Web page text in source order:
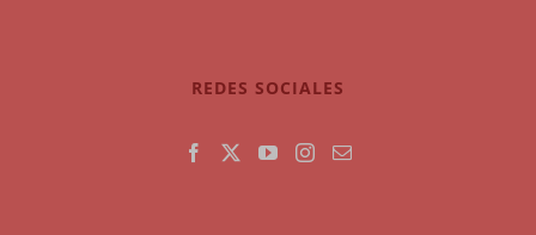
REDES SOCIALES